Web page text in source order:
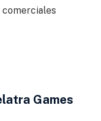
comerciales
Games